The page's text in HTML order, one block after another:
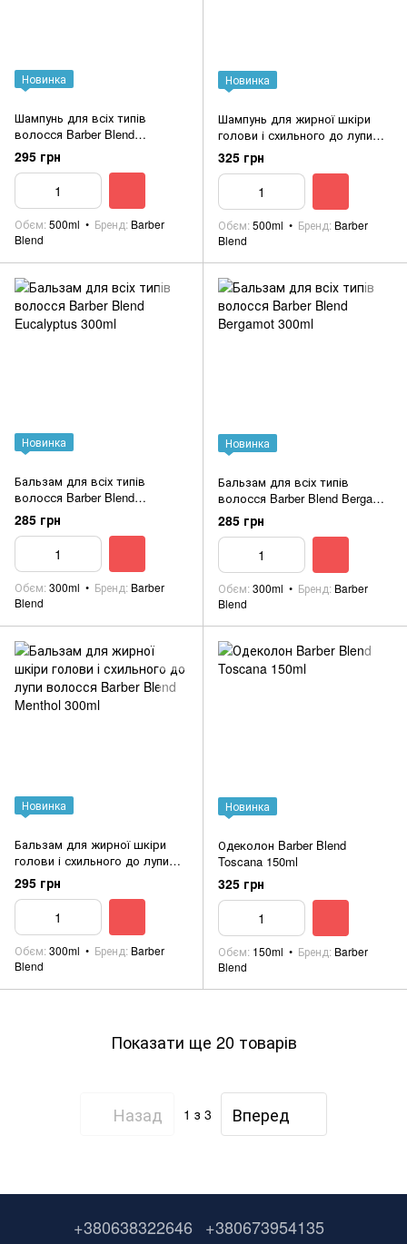
Новинка
Шампунь для всіх типів
волосся Barber Blend
Bergamot 500ml
295 грн
Обєм 500ml Бренд Barber
Blend
Новинка
Шампунь для жирної шкіри
голови і схильного до лупи
волосся Barber Blend Menthol
500ml
325 грн
Обєм 500ml Бренд Barber
Blend
Новинка
Бальзам для всіх типів
волосся Barber Blend
Eucalyptus 300ml
285 грн
Обєм 300ml Бренд Barber
Blend
Новинка
Бальзам для всіх типів
волосся Barber Blend Bergamot
300ml
285 грн
Обєм 300ml Бренд Barber
Blend
Новинка
Бальзам для жирної шкіри
голови і схильного до лупи
волосся Barber Blend Menthol
300ml
295 грн
Обєм 300ml Бренд Barber
Blend
Новинка
Одеколон Barber Blend
Toscana 150ml
325 грн
Обєм 150ml Бренд Barber
Blend
Показати ще 20 товарів
Назад 1 з 3 Вперед
+380638322646 +380673954135